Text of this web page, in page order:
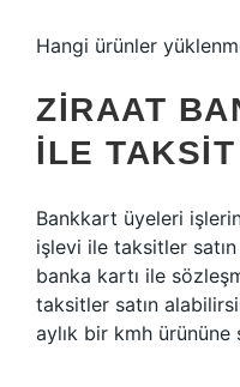
Hangi ürünler
ZIRAAT
ILE
Bankkart üyeleri
işlevi ile taksitler satın
banka kartı ile
taksitler satın
aylık bir kmh ürününe